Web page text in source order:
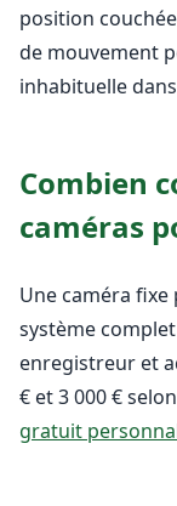
position
de mouvement
inhabituelle
Combien
caméras
Une caméra
système
enregistreur et
€ et 3 000 €
gratuit